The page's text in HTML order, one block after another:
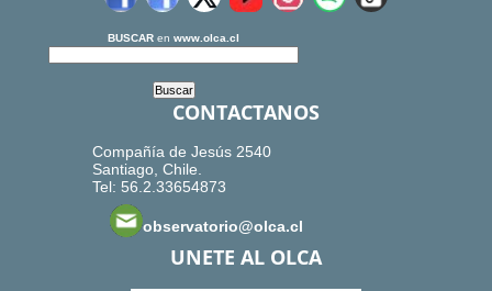
BUSCAR en www.olca.cl
CONTACTANOS
Compañía de Jesús 2540
Santiago, Chile.
Tel: 56.2.33654873
observatorio@olca.cl
UNETE AL OLCA